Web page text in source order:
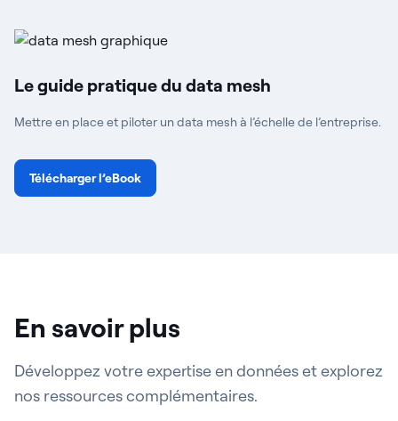
Le guide pratique du data mesh
Mettre en place et piloter un data mesh à l’échelle de l’entreprise.
Télécharger l’eBook
En savoir plus
Développez votre expertise en données et explorez
nos ressources complémentaires.